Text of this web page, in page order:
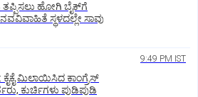
ತಪ್ಪಿಸಲು ಹೋಗಿ ಬೈಕ್‌ಗೆ
ಸ್ಥಳದಲ್ಲೇ ಸಾವು
9:49 PM IST
ಕೈಕೈ ಮಿಲಾಯಿಸಿದ ಕಾಂಗ್ರೆಸ್
ಕುರ್ಚಿಗಳು ಪುಡಿಪುಡಿ